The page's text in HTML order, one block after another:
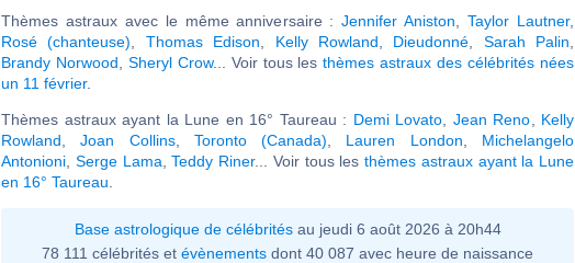
Thèmes astraux avec le même anniversaire :Jennifer Aniston ,Taylor Lautner,
Rosé (chanteuse)
Thomas Edison Kelly Rowland Dieudonné Sarah Palin
Brandy Norwood
Sheryl Crow... Voir tous lesthèmes astraux des célébrités nées
un 11 février.
Thèmes astraux ayant la Lune en 16° Taureau : Demi Lovato Jean Reno
Kelly
Rowland ,Joan Collins, Toronto (Canada) Lauren London
Michelangelo
Antonioni Serge Lama ,Teddy Riner... Voir tous les thèmes astraux ayant la Lune
en 16° Taureau
Base astrologique de célébritésau jeudi 6 août 2026 à 20h44
78 111 célébrités et évènements dont 40 087 avec heure de naissance